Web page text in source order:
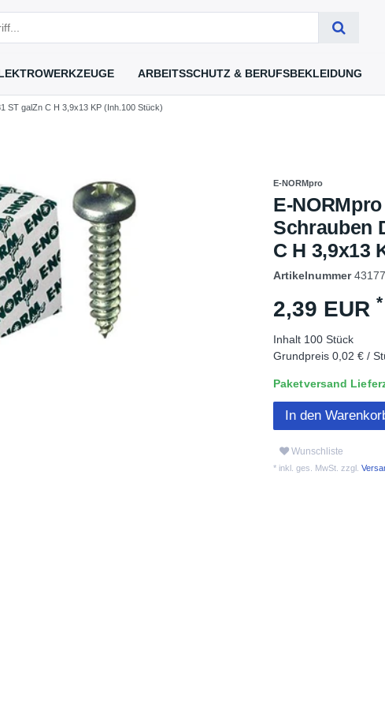
ARBEITSSCHUTZ & BERUFSBEKLEIDUNG
ST galZn C H 3,9x13 KP (Inh.100 Stück)
E-NORMpro
E-
Schrauben
C H 3,9x13
Artikelnummer
2,39 EUR *
Inhalt 100 Stück
Grundpreis 0,02 € /
Paketversand
In den
Wunschliste
* inkl. ges. MwSt. zzgl.